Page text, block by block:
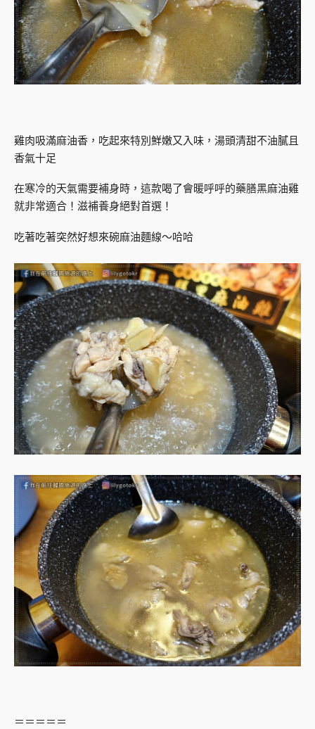
雞肉吸滿麻油香，吃起來特別鮮嫩又入味，湯頭清甜不油膩且
香氣十足
在寒冷的天氣需要補身時，這款喝了會暖呼呼的藥膳黑麻油雞
就非常適合！滋補養身絕對首選！
吃著吃著突然好想來碗麻油麵線～哈哈
＝＝＝＝＝